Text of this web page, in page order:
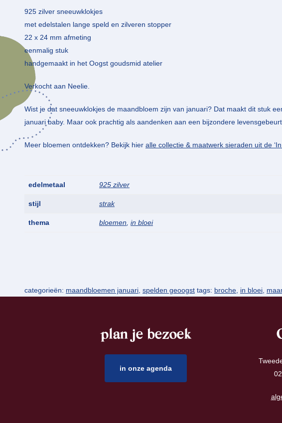
925 zilver sneeuwklokjes
met edelstalen lange speld en zilveren stopper
22 x 24 mm afmeting
eenmalig stuk
handgemaakt in het Oogst goudsmid atelier
Verkocht aan Neelie.
Wist je dat sneeuwklokjes de maandbloem zijn van januari? Dat maakt dit stuk
januari baby. Maar ook prachtig als aandenken aan een bijzondere
Meer bloemen ontdekken? Bekijk hier alle collectie & maatwerk sieraden uit de ‘In
edelmetaal 925 zilver
stijl strak
thema bloemen in bloei
categorieën: maandbloemen januari spelden geoogst tags: broche in bloei
plan je bezoek
in onze agenda